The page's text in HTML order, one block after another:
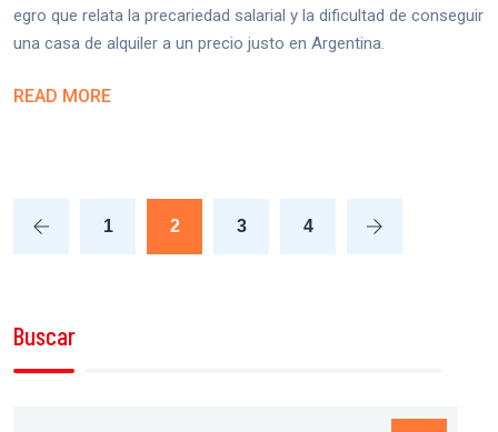
egro que relata la precariedad salarial y la dificultad de conseguir
una casa de alquiler a un precio justo en Argentina.
READ MORE
1 2 3 4
Buscar